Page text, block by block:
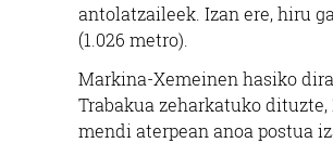
antolatzaileek. Izan ere, hiru
(1.026 metro).
Markina-Xemeinen hasiko
Trabakua zeharkatuko
mendi aterpean anoa postua